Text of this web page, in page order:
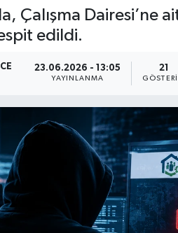
Çalışma
edildi.
23.06.2026 - 13:05
YAYINLANMA
21